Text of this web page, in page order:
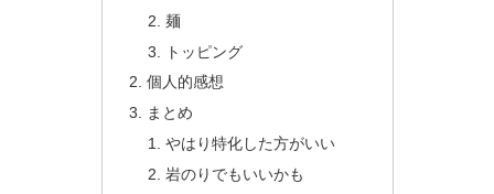
麺
トッピング
個人的感想
まとめ
やはり特化した方がいい
岩のりでもいいかも